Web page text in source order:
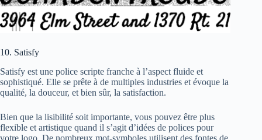
10. Satisfy
Satisfy est une police scripte franche à l’aspect fluide et
sophistiqué. Elle se prête à de multiples industries et évoque la
qualité, la douceur, et bien sûr, la satisfaction.
Bien que la lisibilité soit importante, vous pouvez être plus
flexible et artistique quand il s’agit d’idées de polices pour
votre logo. De nombreux mot-symboles utilisent des fontes de